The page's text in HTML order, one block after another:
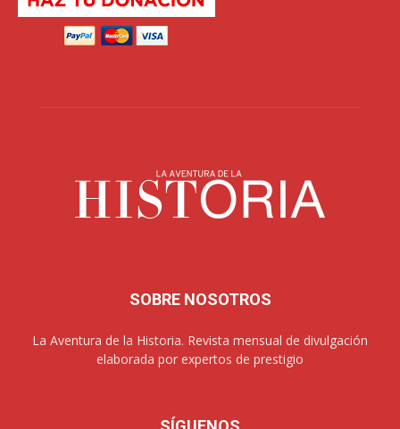
SOBRE NOSOTROS
La Aventura de la Historia. Revista mensual de divulgación
elaborada por expertos de prestigio